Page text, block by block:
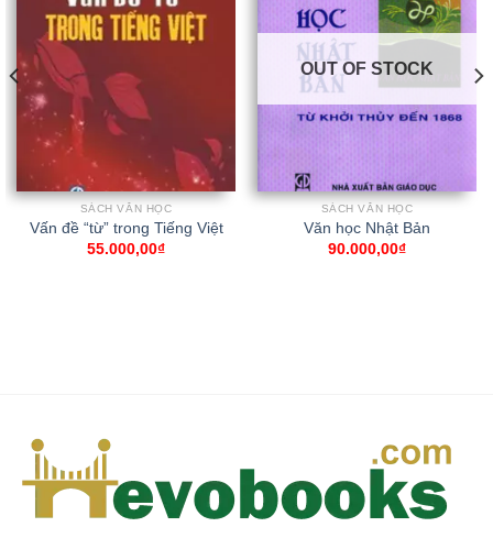
SÁCH VĂN HỌC
Vấn đề “từ” trong Tiếng Việt
55.000,00₫
OUT OF STOCK
SÁCH VĂN HỌC
Văn học Nhật Bản
90.000,00₫